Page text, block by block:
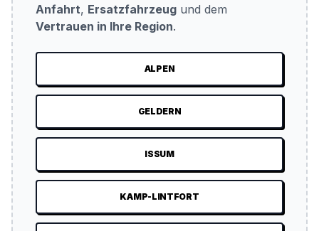
Anfahrt, Ersatzfahrzeug und dem
Vertrauen in Ihre Region.
ALPEN
GELDERN
ISSUM
KAMP-LINTFORT